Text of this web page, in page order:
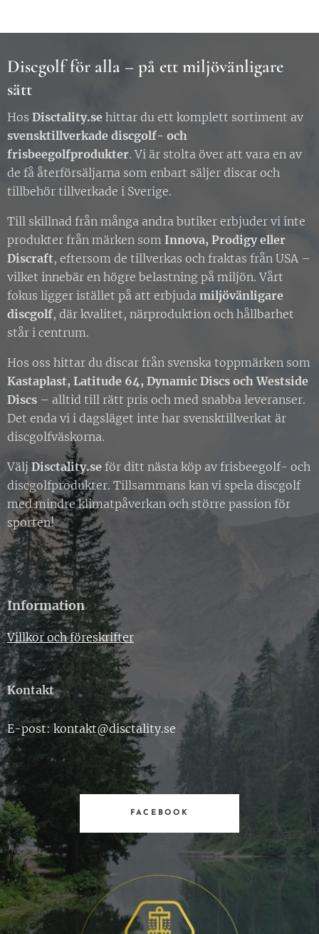
Discgolf för alla – på ett miljövänligare
sätt
Hos Disctality.se hittar du ett komplett sortiment av
svensktillverkade discgolf- och
frisbeegolfprodukter. Vi är stolta över att vara en av
de få återförsäljarna som enbart säljer discar och
tillbehör tillverkade i Sverige.
Till skillnad från många andra butiker erbjuder vi inte
produkter från märken som Innova, Prodigy eller
Discraft, eftersom de tillverkas och fraktas från USA –
vilket innebär en högre belastning på miljön. Vårt
fokus ligger istället på att erbjuda miljövänligare
discgolf, där kvalitet, närproduktion och hållbarhet
står i centrum.
Hos oss hittar du discar från svenska toppmärken som
Kastaplast, Latitude 64, Dynamic Discs och Westside
Discs – alltid till rätt pris och med snabba leveranser.
Det enda vi i dagsläget inte har svensktillverkat är
discgolfväskorna.
Välj Disctality.se för ditt nästa köp av frisbeegolf- och
discgolfprodukter. Tillsammans kan vi spela discgolf
med mindre klimatpåverkan och större passion för
sporten!
Information
Villkor och föreskrifter
Kontakt
E-post: kontakt@disctality.se
FACEBOOK